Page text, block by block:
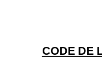
CODE DE